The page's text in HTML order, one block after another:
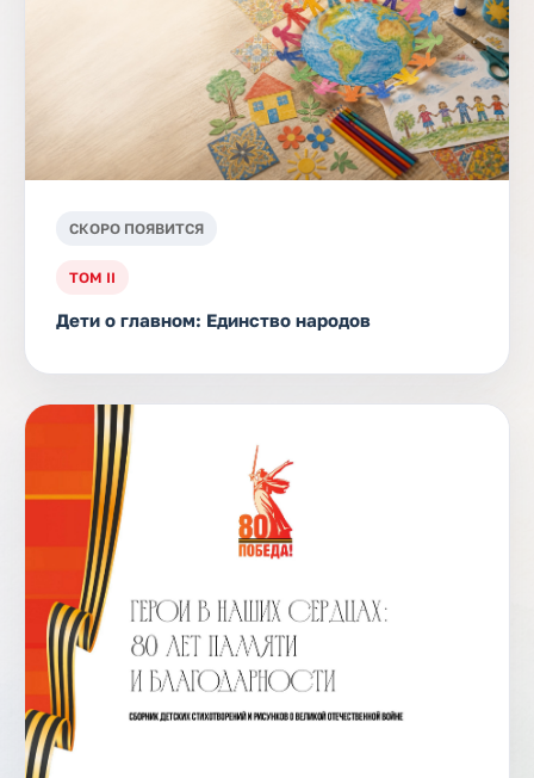
СКОРО ПОЯВИТСЯ
ТОМ II
Дети о главном: Единство народов